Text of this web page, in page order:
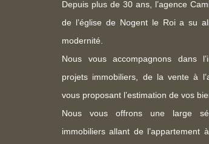
Depuis plus de 30 ans, l’agence
de l’église de Nogent le Roi a su
modernité.
Nous vous accompagnons dans
projets immobiliers, de la vente à
vous proposant l’estimation de vos
Nous vous offrons une large
immobiliers allant de l’appartement